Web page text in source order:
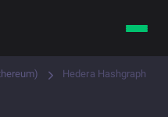
Hedera Hashgraph